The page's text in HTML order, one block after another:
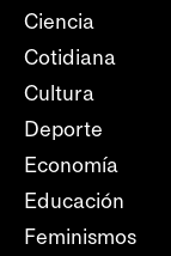
Ciencia
Cotidiana
Cultura
Deporte
Economía
Educación
Feminismos